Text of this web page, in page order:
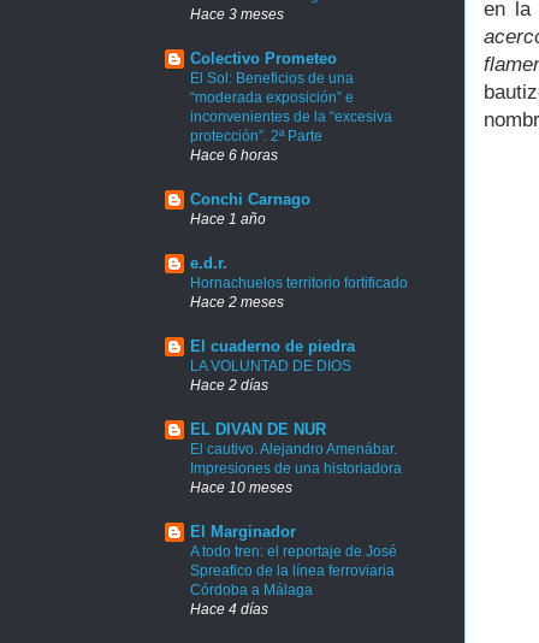
en la
Hace 3 meses
Colectivo Prometeo
El Sol: Beneficios de una
“moderada exposición” e
inconvenientes de la “excesiva
protección”. 2ª Parte
Hace 6 horas
Conchi Carnago
Hace 1 año
e.d.r.
Hornachuelos territorio fortificado
Hace 2 meses
El cuaderno de piedra
LA VOLUNTAD DE DIOS
Hace 2 días
EL DIVAN DE NUR
El cautivo. Alejandro Amenábar.
Impresiones de una historiadora
Hace 10 meses
El Marginador
A todo tren: el reportaje de José
Spreafico de la línea ferroviaria
Córdoba a Málaga
Hace 4 días